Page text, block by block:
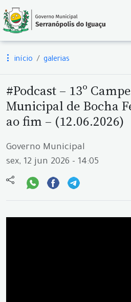
início galerias
#Podcast – 13º
Municipal de Bocha
ao fim – (12.06.2026)
Governo Municipal
sex, 12 jun 2026 - 14:05